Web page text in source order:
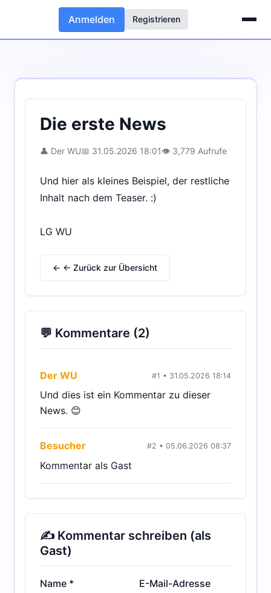
Anmelden Registrieren
Die erste News
👤 Der WU📅 31.05.2026 18:01👁 3,779 Aufrufe
Und hier als kleines Beispiel, der restliche
Inhalt nach dem Teaser. :)
LG WU
← ← Zurück zur Übersicht
💬 Kommentare (2)
Der WU #1 • 31.05.2026 18:14
Und dies ist ein Kommentar zu dieser
News. 😊
Besucher #2 • 05.06.2026 08:37
Kommentar als Gast
✍ Kommentar schreiben (als
Gast)
Name * E-Mail-Adresse